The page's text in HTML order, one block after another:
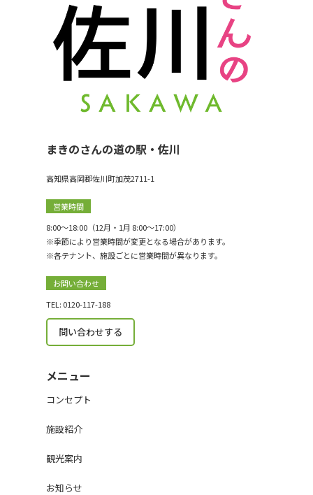
まきのさんの道の駅・佐川
高知県高岡郡佐川町加茂2711-1
営業時間
8:00〜18:00（12月・1月 8:00〜17:00）
※季節により営業時間が変更となる場合があります。
※各テナント、施設ごとに営業時間が異なります。
お問い合わせ
TEL: 0120-117-188
問い合わせする
メニュー
コンセプト
施設紹介
観光案内
お知らせ